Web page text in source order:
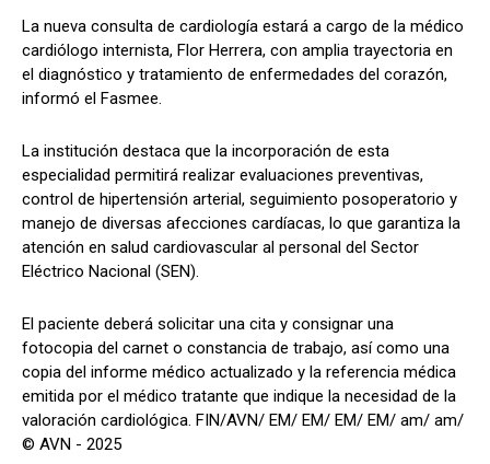
La nueva consulta de cardiología estará a cargo de la médico
cardiólogo internista, Flor Herrera, con amplia trayectoria en
el diagnóstico y tratamiento de enfermedades del corazón,
informó el Fasmee.
La institución destaca que la incorporación de esta
especialidad permitirá realizar evaluaciones preventivas,
control de hipertensión arterial, seguimiento posoperatorio y
manejo de diversas afecciones cardíacas, lo que garantiza la
atención en salud cardiovascular al personal del Sector
Eléctrico Nacional (SEN).
El paciente deberá solicitar una cita y consignar una
fotocopia del carnet o constancia de trabajo, así como una
copia del informe médico actualizado y la referencia médica
emitida por el médico tratante que indique la necesidad de la
valoración cardiológica. FIN/AVN/ EM/ EM/ EM/ EM/ am/ am/
© AVN - 2025